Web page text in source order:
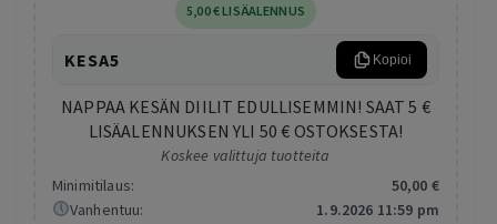
5 ,00€LISÄALENNUS
KESA5 Kopioi
NAPPAA KESÄN DIILIT EDULLISEMMIN! SAAT 5 €
LISÄALENNUKSEN YLI 50 € OSTOKSESTA!
Koskee valittuja tuotteita
Minimitilaus:
50,00 €
Vanhentuu:
1.9.2026 11:59 pm